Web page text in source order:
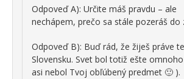
Odpoveď A): Určite máš pravdu – ale
nechápem, prečo sa stále pozeráš do
Odpoveď B): Buď rád, že žiješ práve
Slovensku. Svet bol totiž ešte
asi nebol Tvoj obľúbený predmet 🙂 ).